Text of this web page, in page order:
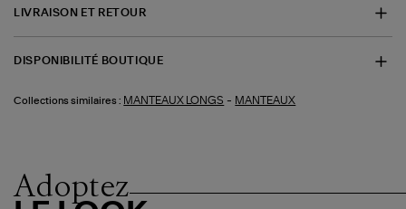
LIVRAISON ET RETOUR
DISPONIBILITÉ BOUTIQUE
Collections similaires : MANTEAUX LONGS - MANTEAUX
Adoptez